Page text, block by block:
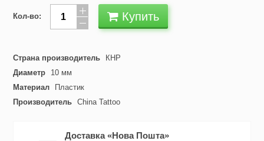
Кол-во: Купить
Страна производитель
КНР
Диаметр
10 мм
Материал
Пластик
Производитель China Tattoo
Доставка «Нова Пошта»